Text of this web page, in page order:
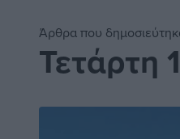
Άρθρα που
Τετάρτη